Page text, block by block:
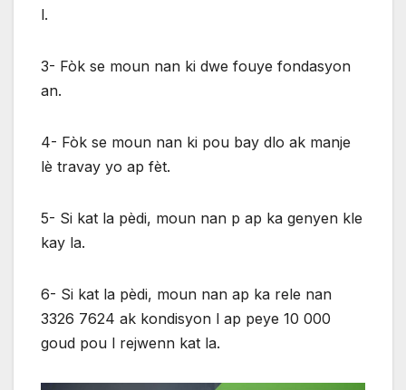
l.
3- Fòk se moun nan ki dwe fouye fondasyon
an.
4- Fòk se moun nan ki pou bay dlo ak manje
lè travay yo ap fèt.
5- Si kat la pèdi, moun nan p ap ka genyen kle
kay la.
6- Si kat la pèdi, moun nan ap ka rele nan
3326 7624 ak kondisyon l ap peye 10 000
goud pou l rejwenn kat la.